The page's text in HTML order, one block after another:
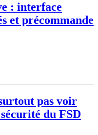
: interface
et précommande
pas voir
du FSD